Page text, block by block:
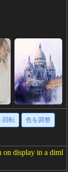
回転 色を調整
on display in a diml